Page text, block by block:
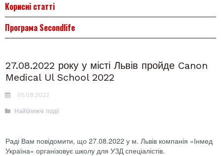
Корисні статті
Програма Secondlife
27.08.2022 року у місті Львів пройде Canon
Medical Ul School 2022
05.08.2022
Найближчі події
Раді Вам повідомити, що 27.08.2022 у м. Львів компанія «Інмед
Україна» організовує школу для УЗД спеціалістів.